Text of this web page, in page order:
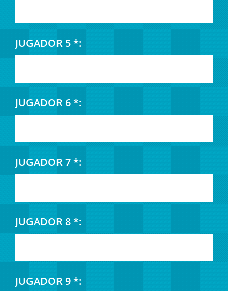
JUGADOR 5 *:
JUGADOR 6 *:
JUGADOR 7 *:
JUGADOR 8 *:
JUGADOR 9 *: